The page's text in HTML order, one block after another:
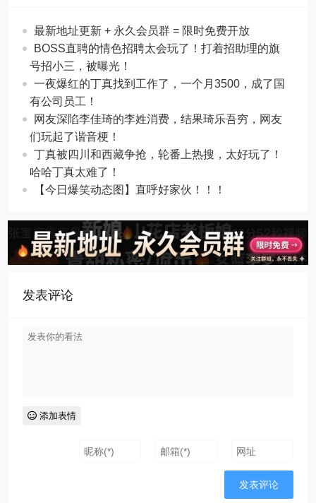
最新地址更新 + 永久会员群 = 限时免费开放
BOSS直聘的情色招聘太会玩了！打着招助理的旗
号招小三，被曝光！
一夜爆红的丁真找到工作了，一个月3500，成了国
有公司员工！
网友深陷李佳琦的李姓消费，结果琦乐吾穷，网友
们玩起了谐音梗！
丁真被四川和西藏争抢，轮番上热搜，太好玩了！
哈哈丁真太难了！
【今日爆笑动态图​】直呼好家伙！！！
发表评论
添加表情